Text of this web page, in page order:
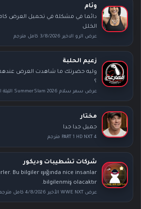
وئام
دائما في مشكلة في تحميل العرض
الخلل
عرض الرو الاخير 3/8/2026 كامل مترجم
زعيم الحلبة
وليه حضرتك ما شاهدت العرض عندهم
؟
عرض سمر سلام SummerSlam 2026 الليلة الأولى كامل مترجم
مختار
جميل جدا جدا
PART 1 HD NXT 4 مترجم
شركات تشطيبات وديكور
Bu bilgiler ışığında nice insanlar
bilgilenmiş olacaktır.
عرض WWE NXT الأخير 4/8/2026 كامل مترجم